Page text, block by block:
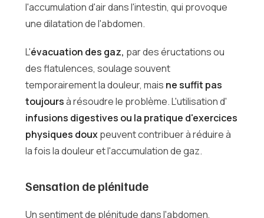
l'accumulation d'air dans l'intestin, qui provoque
une dilatation de l'abdomen.
L'évacuation des gaz, par des éructations ou
des flatulences, soulage souvent
temporairement la douleur, mais ne suffit pas
toujoursà résoudre le problème. L'utilisation d'
infusions digestives ou la pratique d'exercices
physiques douxpeuvent contribuer à réduire à
la fois la douleur et l'accumulation de gaz.
Sensation de plénitude
Un sentiment de plénitude dans l'abdomen,